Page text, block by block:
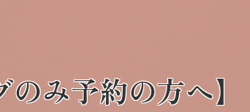
のみ予約の方へ】